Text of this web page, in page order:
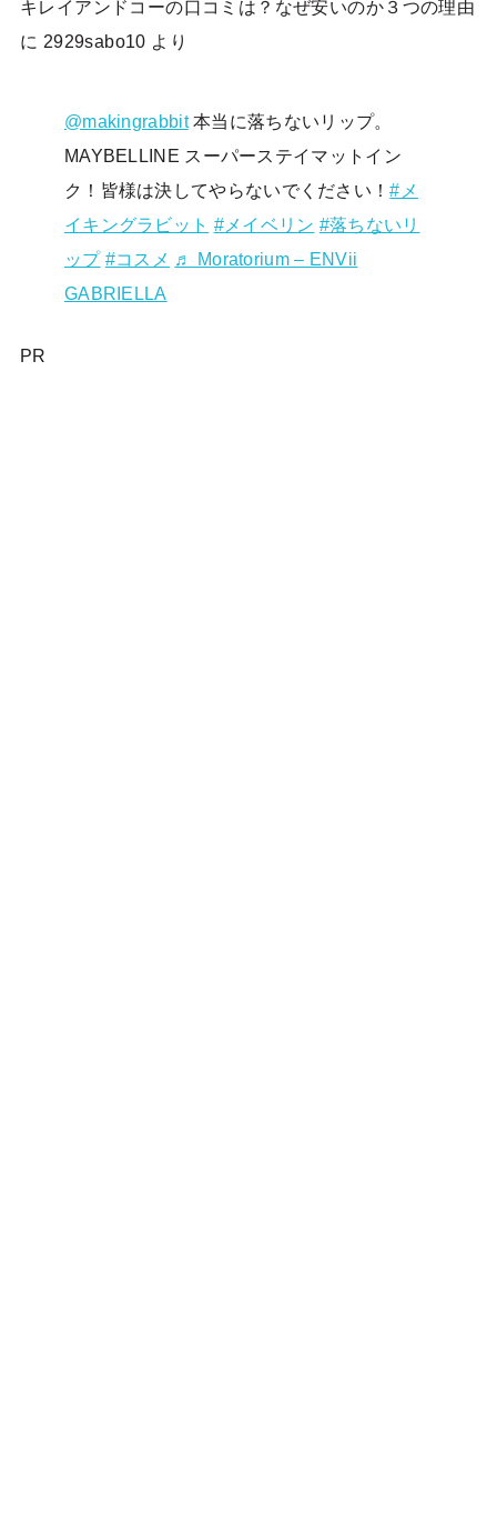
キレイアンドコーの口コミは？なぜ安いのか３つの理由
に 2929sabo10 より
@makingrabbit本当に落ちないリップ。
MAYBELLINE スーパーステイマットイン
ク！皆様は決してやらないでください！#メ
イキングラビット #メイベリン #落ちないリ
ップ #コスメ ♬ Moratorium – ENVii
GABRIELLA
PR